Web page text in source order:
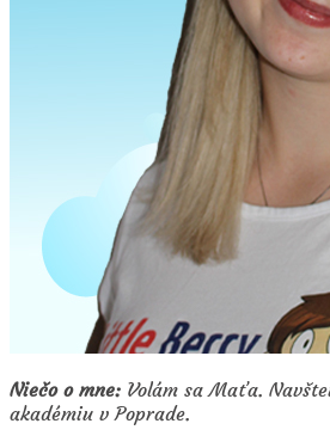
Niečo o mne: Volám sa Maťa.
akadémiu v Poprade.